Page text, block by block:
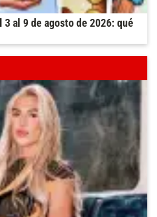
3 al 9 de agosto de 2026: qué